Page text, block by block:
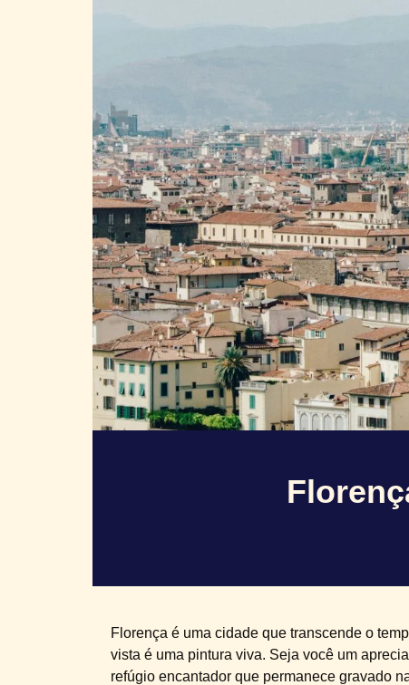
Florença é uma cidade que transcende o
vista é uma pintura viva. Seja você um
refúgio encantador que permanece gravado